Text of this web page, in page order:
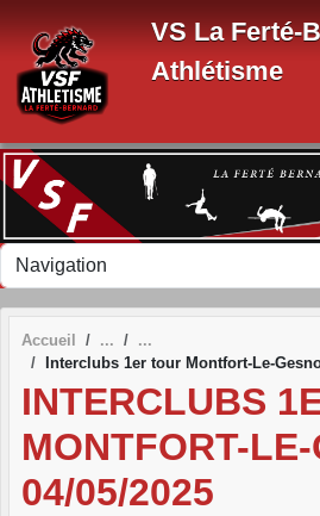
VS La Ferté-
Athlétisme
Accueil
Interclubs 1er tour Montfort-Le-
INTERCLUBS
MONTFORT-
04/05/2025